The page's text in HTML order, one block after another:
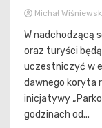
Michał
W nadchodzącą
oraz turyści
uczestniczyć w
dawnego koryta
inicjatywy
godzinach od...